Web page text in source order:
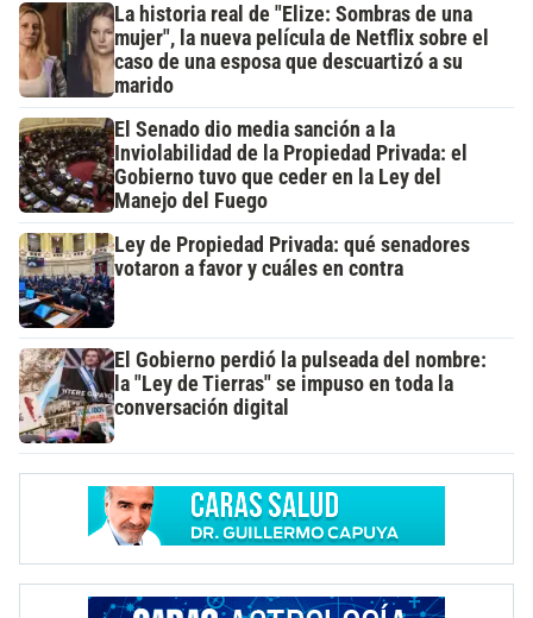
La historia real de "Elize: Sombras de una
mujer", la nueva película de Netflix sobre el
caso de una esposa que descuartizó a su
marido
El Senado dio media sanción a la
Inviolabilidad de la Propiedad Privada: el
Gobierno tuvo que ceder en la Ley del
Manejo del Fuego
Ley de Propiedad Privada: qué senadores
votaron a favor y cuáles en contra
El Gobierno perdió la pulseada del nombre:
la "Ley de Tierras" se impuso en toda la
conversación digital